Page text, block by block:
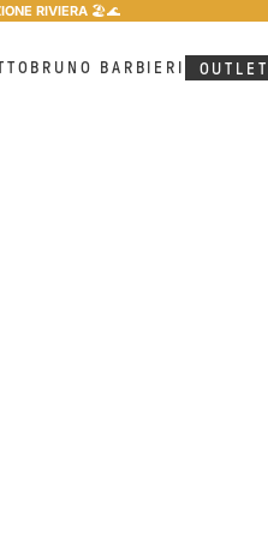
RIVIERA 🏖️​🌊​
BRUNO BARBIERI OUTLET